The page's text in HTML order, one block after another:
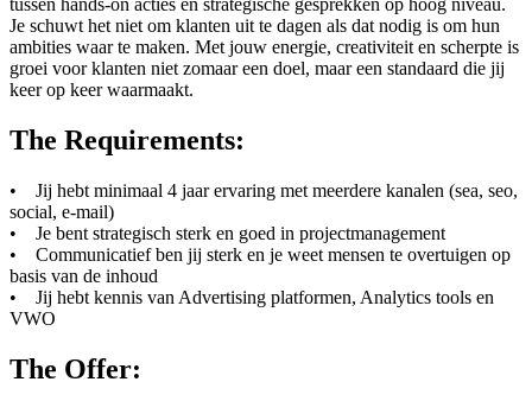
Je schuwt het niet om klanten uit te dagen als dat nodig is om hun
ambities waar te maken. Met jouw energie, creativiteit en scherpte is
groei voor klanten niet zomaar een doel, maar een standaard die jij
keer op keer waarmaakt.
The Requirements:
• Jij hebt minimaal 4 jaar ervaring met meerdere kanalen (sea, seo,
social, e-mail)
• Je bent strategisch sterk en goed in projectmanagement
• Communicatief ben jij sterk en je weet mensen te overtuigen op
basis van de inhoud
• Jij hebt kennis van Advertising platformen, Analytics tools en
VWO
The Offer: